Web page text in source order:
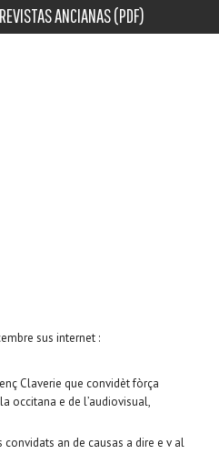
REVISTAS ANCIANAS (PDF)
sus internet :
Claverie que convidèt fòrça
occitana e de l’audiovisual,
an de causas a dire e v al